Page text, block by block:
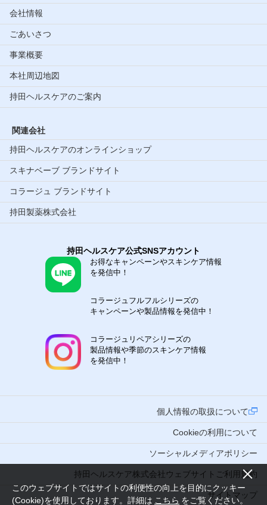
このウェブサイトではサイトの利便性の向上を目的にクッキー
(Cookie)を使用しております。詳細は こちら をご覧ください。
会社情報
ごあいさつ
事業概要
本社周辺地図
持田ヘルスケアのご案内
関連会社
持田ヘルスケアのオンラインショップ
スキナベーブ ブランドサイト
コラージュ ブランドサイト
持田製薬株式会社
持田ヘルスケア公式SNSアカウント
お得なキャンペーンやスキンケア情報
を発信中！
コラージュフルフルシリーズの
キャンペーンや製品情報を発信中！
コラージュリペアシリーズの
製品情報や季節のスキンケア情報
を発信中！
個人情報の取扱について
Cookieの利用について
ソーシャルメディアポリシー
持田ヘルスケア株式会社ウェブサイトご利用規約
サイトマップ